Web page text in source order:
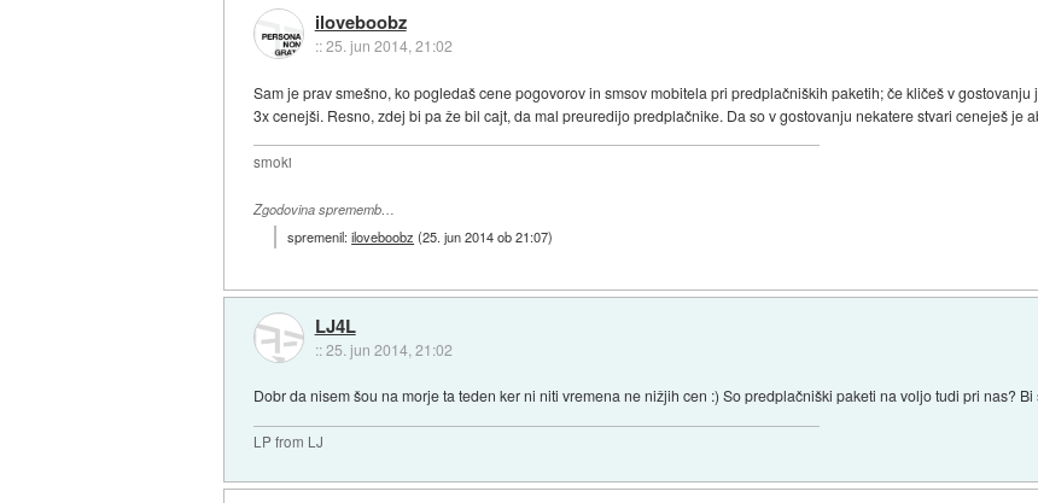
iloveboobz
::25. jun 2014, 21:02
Sam je prav smešno, ko pogledaš cene pogovorov in smsov mobitela pri predplačniških paketih; če kličeš v
3x cenejši. Resno, zdej bi pa že bil cajt, da mal preuredijo predplačnike. Da so v gostovanju nekatere stvari ceneješ je
smoki
Zgodovina sprememb…
spremenil:iloveboobz (25. jun 2014 ob 21:07)
LJ4L
::25. jun 2014, 21:02
Dobr da nisem šou na morje ta teden ker ni niti vremena ne nižjih cen :) So predplačniški paketi na voljo tudi pri nas?
LP from LJ